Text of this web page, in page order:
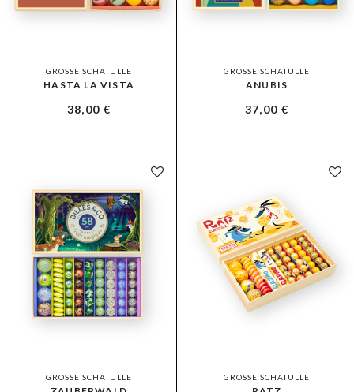
GROSSE SCHATULLE
HASTA LA VISTA
38,00€
GROSSE SCHATULLE
ANUBIS
37,00€
GROSSE SCHATULLE GROSSE SCHATULLE